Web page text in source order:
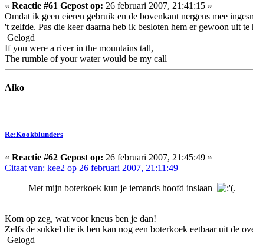
« Reactie #61 Gepost op: 26 februari 2007, 21:41:15 »
Omdat ik geen eieren gebruik en de bovenkant nergens mee
't zelfde. Pas die keer daarna heb ik besloten hem er gewoon uit
Gelogd
If you were a river in the mountains tall,
The rumble of your water would be my call
Aiko
Re:Kookblunders
« Reactie #62 Gepost op: 26 februari 2007, 21:45:49 »
Citaat van: kee2 op 26 februari 2007, 21:11:49
Met mijn boterkoek kun je iemands hoofd inslaan
.
Kom op zeg, wat voor kneus ben je dan!
Zelfs de sukkel die ik ben kan nog een boterkoek eetbaar uit de
Gelogd